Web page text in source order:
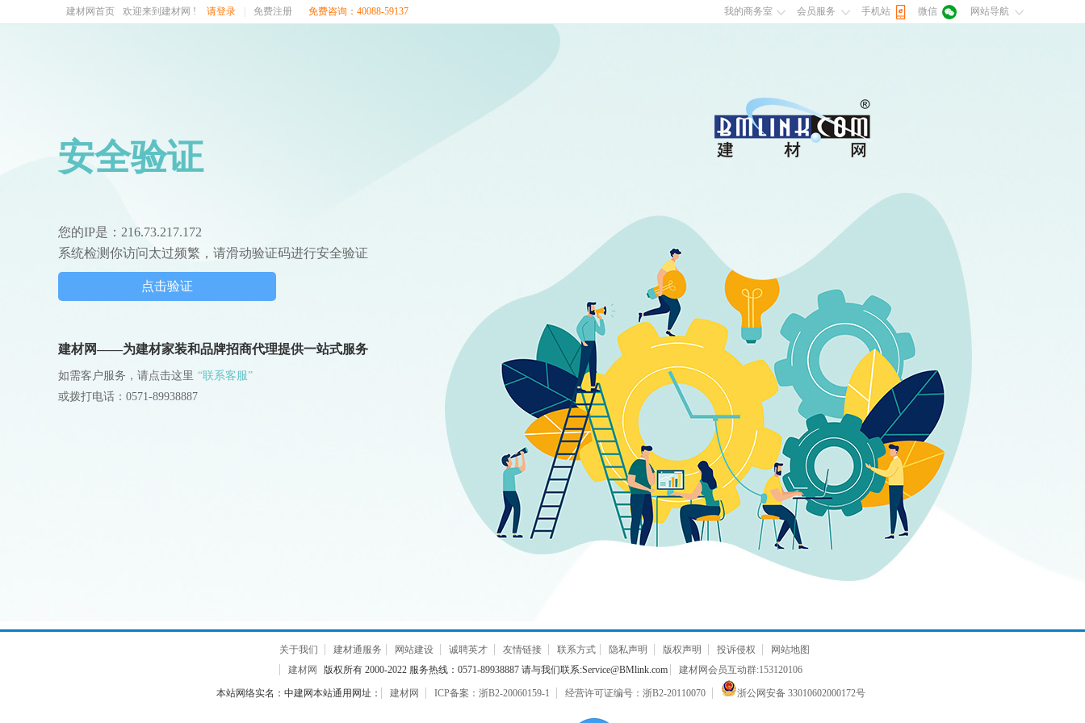
建材网首页 欢迎来到建材网 ! 请登录 免费注册 免费咨询：40088-59137 我的商务室 会员服务 手机站 微信 网站导航
安全验证
您的IP是：216.73.217.172
系统检测你访问太过频繁，请滑动验证码进行安全验证
点击验证
建材网——为建材家装和品牌招商代理提供一站式服务
如需客户服务，请点击这里 “联系客服”
或拨打电话：0571-89938887
关于我们 建材通服务 网站建设 诚聘英才 友情链接 联系方式 隐私声明 版权声明 投诉侵权
网站地图
建材网
版权所有 2000-2022 服务热线：0571-89938887 请与我们联系:Service@BMlink.com 建材网会员互动群:153120106
本站网络实名：中建网本站通用网址： 建材网 ICP备案：浙B2-20060159-1 经营许可证编号：浙B2-20110070 浙公网安备 33010602000172号